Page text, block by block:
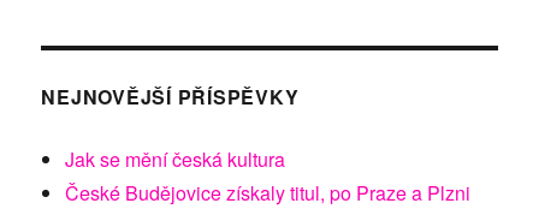
NEJNOVĚJŠÍ PŘÍSPĚVKY
Jak se mění česká kultura
České Budějovice získaly titul, po Praze a Plzni